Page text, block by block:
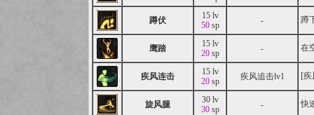
蹲伏
15 lv
50sp - 蹲
鹰踏
15 lv
20sp - 在
疾风连击
15 lv
20sp 疾风追击lv1 [
旋风腿
30 lv
30sp - 快